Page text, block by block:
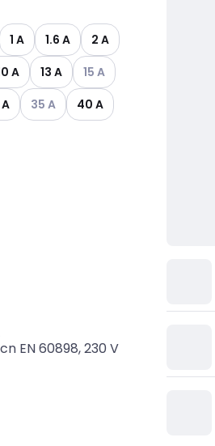
olevat vaihtoehdot
1 A 1.6 A
2 A
vaihtoehdot
A 13 A Katso käytettävissä
15 A
olevat vaihtoehdot
Katso käytettävissä olevat
35 A
40 A
EN 60898, 230 V